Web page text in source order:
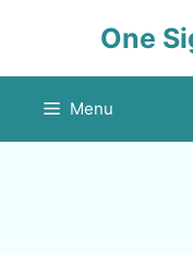
One
Menu